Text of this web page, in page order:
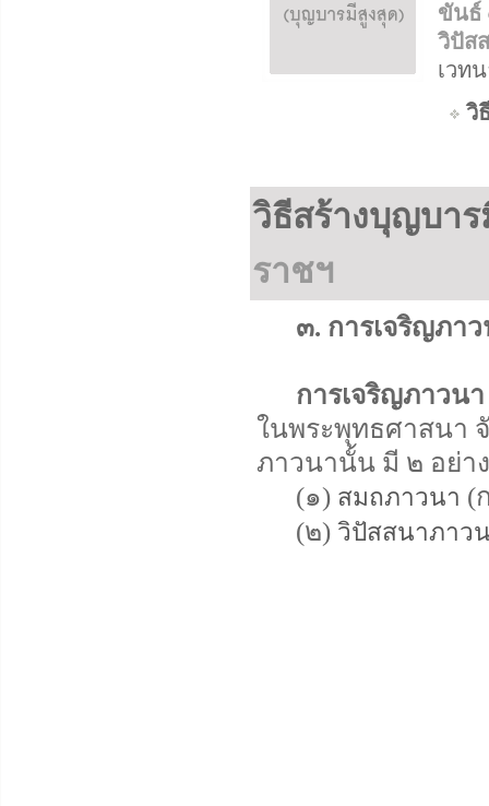
ขันธ์
วิปัส
เวท
วิ
วิธีสร้างบุญบา
ราชฯ
๓. การเจริญภา
การเจริญภาวนา
ในพระพุทธศาสนา
ภาวนานั้น มี ๒ อย่า
(๑) สมถภาวนา (
(๒) วิปัสสนาภาว